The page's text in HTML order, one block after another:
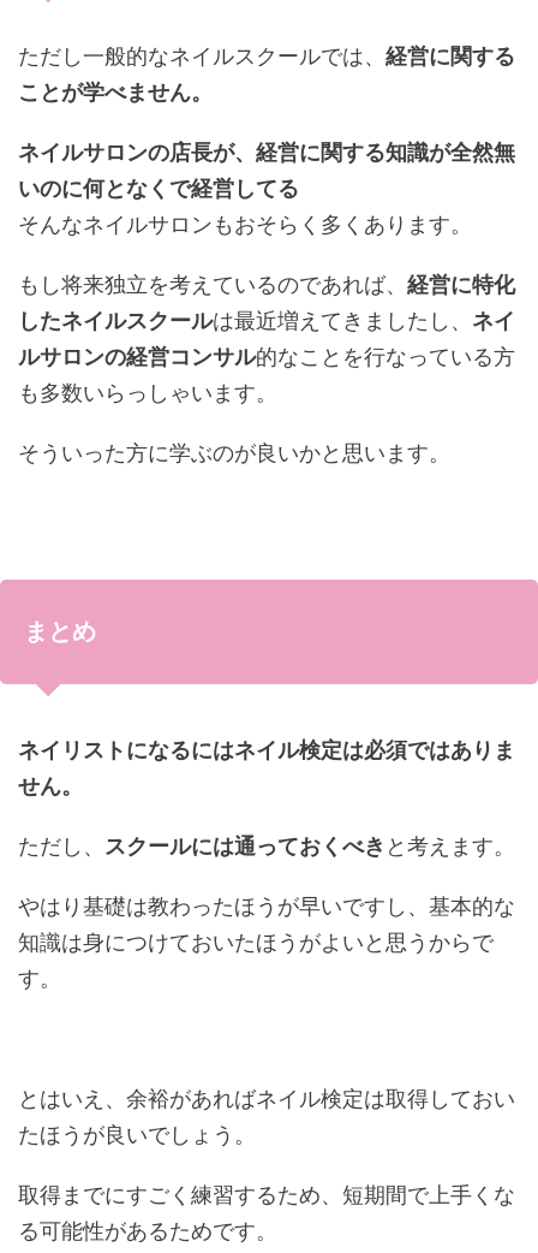
ただし一般的なネイルスクールでは、 経営に関する
ことが学べません。
ネイルサロンの店長が、経営に関する知識が全然無
いのに何となくで経営してる
そんなネイルサロンもおそらく多くあります。
もし将来独立を考えているのであれば、 経営に特化
したネイルスクールは最近増えてきましたし、 ネイ
ルサロンの経営コンサル的なことを行なっている方
も多数いらっしゃいます。
そういった方に学ぶのが良いかと思います。
まとめ
ネイリストになるにはネイル検定は必須ではありま
せん。
ただし、 スクールには通っておくべき と考えます。
やはり基礎は教わったほうが早いですし、基本的な
知識は身につけておいたほうがよいと思うからで
す。
とはいえ、余裕があればネイル検定は取得しておい
たほうが良いでしょう。
取得までにすごく練習するため、短期間で上手くな
る可能性があるためです。